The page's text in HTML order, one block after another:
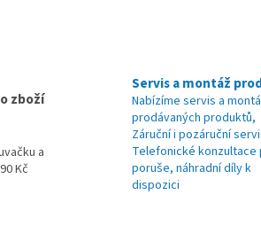
zboží
a
Kč
Servis a montáž
Nabízíme servis a
prodávaných produktů,
Záruční i pozáruční
Telefonické konzultace
poruše, náhradní díly k
dispozici